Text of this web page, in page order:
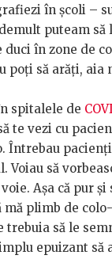
în școli –
puteam să
duci în zone de
poți să arăți, aia
spitalele de
te vezi cu
Întrebau
Voiau să
Așa că pur
mă plimb de
trebuia să le
epuizant să